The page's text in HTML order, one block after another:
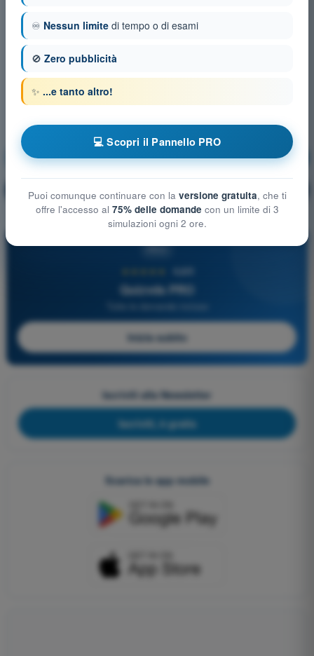
Aerodinamica Allenamento!
Spiegazione domanda
PRO
4,6/5
Quizvds PRO
Inizia subito
Iscriviti alla Newsletter
Iscriviti, è gratis
Scarica le app mobile
♾️ Nessun limite di tempo o di esami
🚫 Zero pubblicità
✨ ...e tanto altro!
💻 Scopri il Pannello PRO
Puoi comunque continuare con la versione gratuita, che ti
offre l'accesso al 75% delle domande con un limite di 3
simulazioni ogni 2 ore.